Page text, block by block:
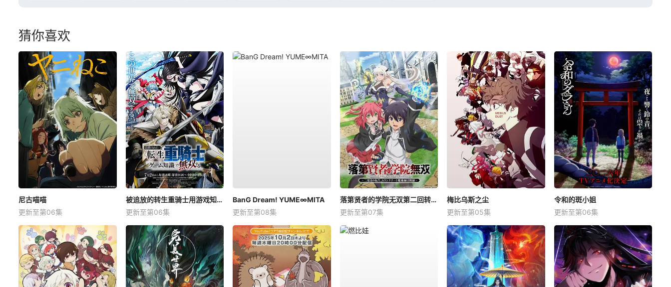
猜你喜欢
尼古喵喵
更新至第06集
被追放的转生重骑士用游戏知识开无双
更新至第06集
BanG Dream! YUME∞MITA
更新至第08集
落第贤者的学院无双第二回转生，S等级作弊魔术师冒险记
更新至第07集
梅比乌斯之尘
更新至第05集
令和的斑小姐
更新至第06集